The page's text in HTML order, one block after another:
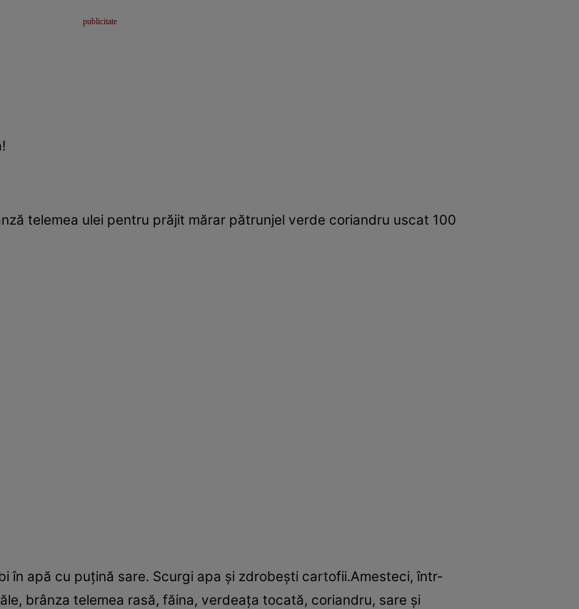
telemea ulei pentru prăjit mărar pătrunjel verde coriandru uscat 100
în apă cu puţină sare. Scurgi apa şi zdrobeşti cartofii.Amesteci, într-
brânza telemea rasă, făina, verdeaţa tocată, coriandru, sare şi